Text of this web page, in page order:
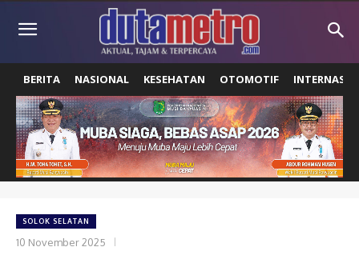
BERITA NASIONAL KESEHATAN OTOMOTIF
SOLOK SELATAN
10 November 2025